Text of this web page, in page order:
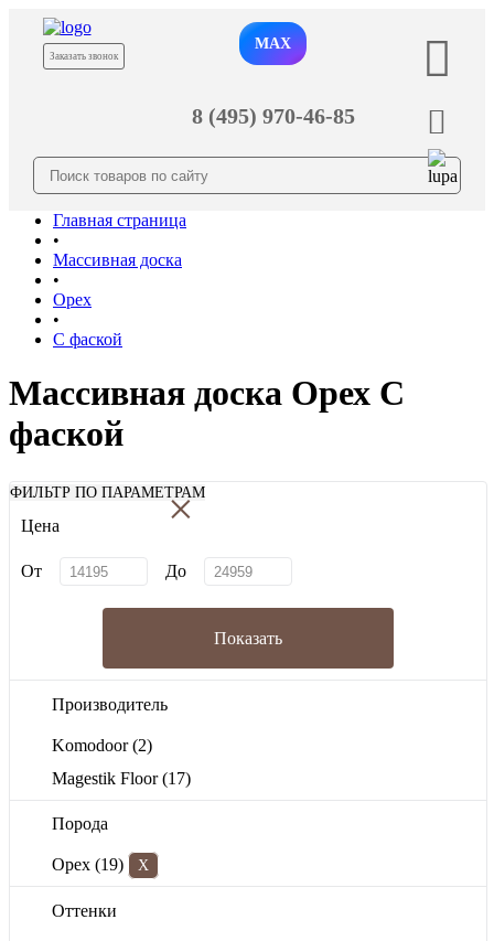
Заказать звонок
MAX
8 (495) 970-46-85
Главная страница
•
Массивная доска
•
Орех
•
С фаской
Массивная доска Орех С
фаской
ФИЛЬТР ПО ПАРАМЕТРАМ
×
Цена
От До
Показать
Производитель
Komodoor(2)
Magestik Floor(17)
Порода
Орех (19) X
Оттенки